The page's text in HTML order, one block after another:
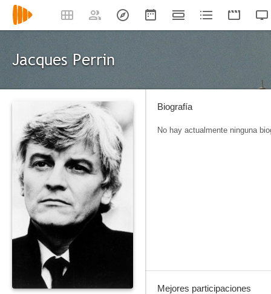
Jacques Perrin
Biografía
No hay actualmente ninguna
Mejores participaciones